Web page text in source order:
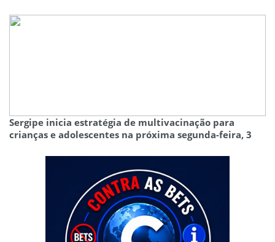
Sergipe inicia estratégia de multivacinação para
crianças e adolescentes na próxima segunda-feira, 3